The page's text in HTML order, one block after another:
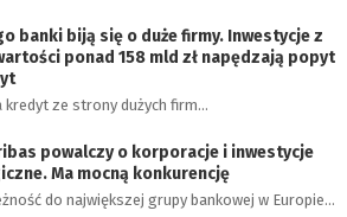
banki biją się o duże firmy. Inwestycje z
ponad 158 mld zł napędzają popyt
kredyt ze strony dużych firm…
powalczy o korporacje i inwestycje
Ma mocną konkurencję
do największej grupy bankowej w Europie…